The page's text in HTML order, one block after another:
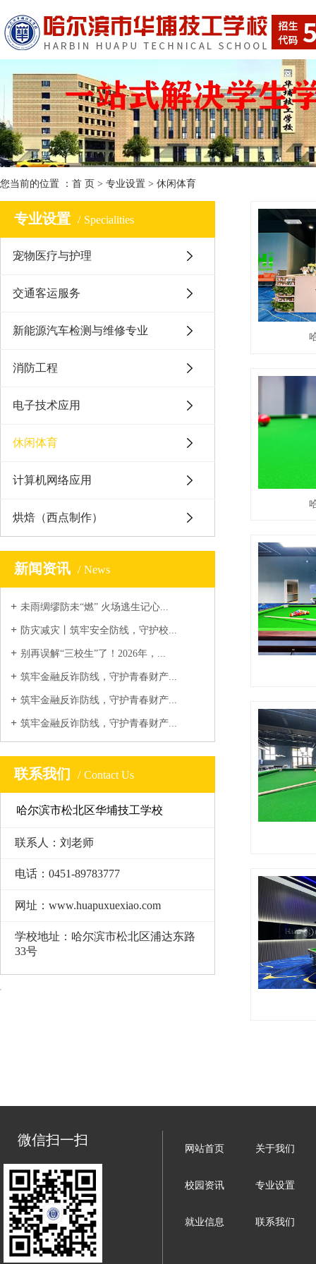
您当前的位置 ： 首 页 > 专业设置 > 休闲体育
专业设置 Specialities
宠物医疗与护理
交通客运服务
新能源汽车检测与维修专业
消防工程
电子技术应用
休闲体育
计算机网络应用
烘焙（西点制作）
新闻资讯 News
未雨绸缪防未“燃” 火场逃生记心...
防灾减灾丨筑牢安全防线，守护校...
别再误解“三校生”了！2026年，...
筑牢金融反诈防线，守护青春财产...
筑牢金融反诈防线，守护青春财产...
筑牢金融反诈防线，守护青春财产...
联系我们 Contact Us
哈尔滨市松北区华埔技工学校
联系人：刘老师
电话：0451-89783777
网址：www.huapuxuexiao.com
学校地址：哈尔滨市松北区浦达东路
33号
微信扫一扫
网站首页 关于我们
校园资讯 专业设置
就业信息 联系我们